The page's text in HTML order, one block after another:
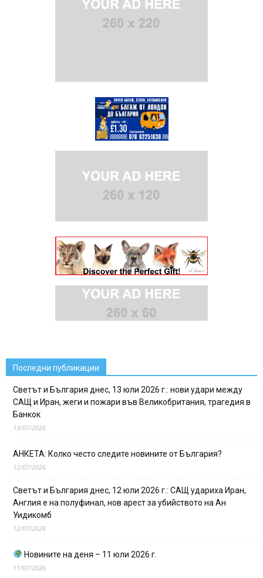
Последни публикации
Светът и България днес, 13 юли 2026 г.: нови удари между
САЩ и Иран, жеги и пожари във Великобритания, трагедия в
Банкок
13/07/2026
АНКЕТА: Колко често следите новините от България?
12/07/2026
Светът и България днес, 12 юли 2026 г.: САЩ удариха Иран,
Англия е на полуфинал, нов арест за убийството на Ан
Уидикомб
12/07/2026
Новините на деня – 11 юли 2026 г.
11/07/2026